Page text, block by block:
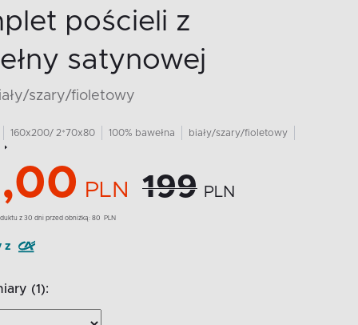
pościeli z
satynowej
szary/fioletowy
160x200/ 2*70x80 100% bawełna biały/szary/fioletowy
PLN 199 PLN
z 30 dni przed obniżką: 80 PLN
z
(1):